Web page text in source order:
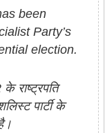
been
Party’s
election.
राष्ट्रपति
पार्टी के